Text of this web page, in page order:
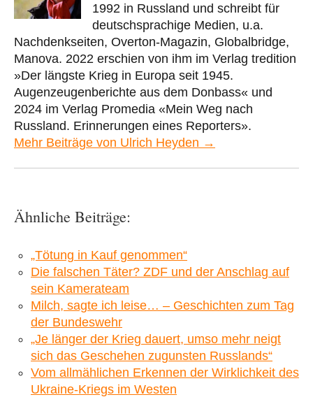
1992 in Russland und schreibt für
deutschsprachige Medien, u.a.
Nachdenkseiten, Overton-Magazin, Globalbridge,
Manova. 2022 erschien von ihm im Verlag tredition
»Der längste Krieg in Europa seit 1945.
Augenzeugenberichte aus dem Donbass« und
2024 im Verlag Promedia «Mein Weg nach
Russland. Erinnerungen eines Reporters».
Mehr Beiträge von Ulrich Heyden →
Ähnliche Beiträge:
„Tötung in Kauf genommen“
Die falschen Täter? ZDF und der Anschlag auf
sein Kamerateam
Milch, sagte ich leise… – Geschichten zum Tag
der Bundeswehr
„Je länger der Krieg dauert, umso mehr neigt
sich das Geschehen zugunsten Russlands“
Vom allmählichen Erkennen der Wirklichkeit des
Ukraine-Kriegs im Westen